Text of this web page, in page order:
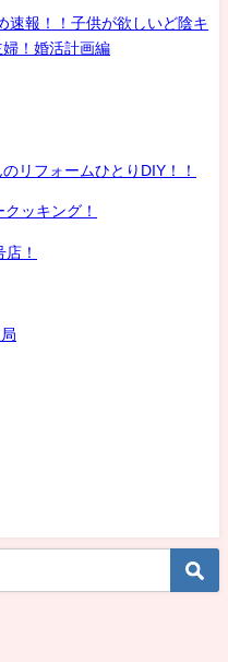
速報！！子供が欲しいど陰キ
！婚活計画編
リフォームひとりDIY！！
ッキング！
！